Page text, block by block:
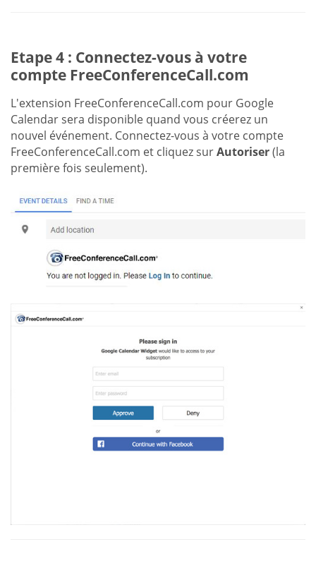
Etape 4 : Connectez-vous à votre
compte FreeConferenceCall.com
L'extension FreeConferenceCall.com pour Google
Calendar sera disponible quand vous créerez un
nouvel événement. Connectez-vous à votre compte
FreeConferenceCall.com et cliquez surAutoriser(la
première fois seulement).